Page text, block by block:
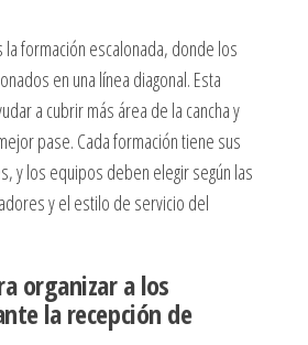
formación escalonada, donde los
en una línea diagonal. Esta
a cubrir más área de la cancha y
pase. Cada formación tiene sus
y los equipos deben elegir según las
y el estilo de servicio del
organizar a los
la recepción de